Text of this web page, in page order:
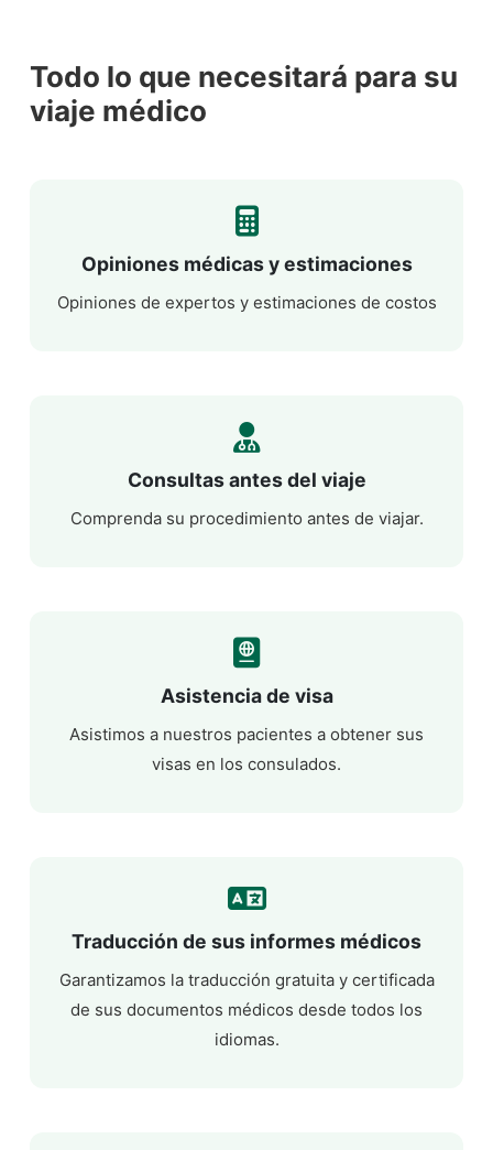
Todo lo que necesitará para su
viaje médico
Opiniones médicas y estimaciones
Opiniones de expertos y estimaciones de costos
Consultas antes del viaje
Comprenda su procedimiento antes de viajar.
Asistencia de visa
Asistimos a nuestros pacientes a obtener sus
visas en los consulados.
Traducción de sus informes médicos
Garantizamos la traducción gratuita y certificada
de sus documentos médicos desde todos los
idiomas.